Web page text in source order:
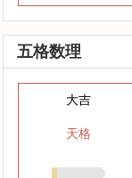
五格数理
大吉
天格